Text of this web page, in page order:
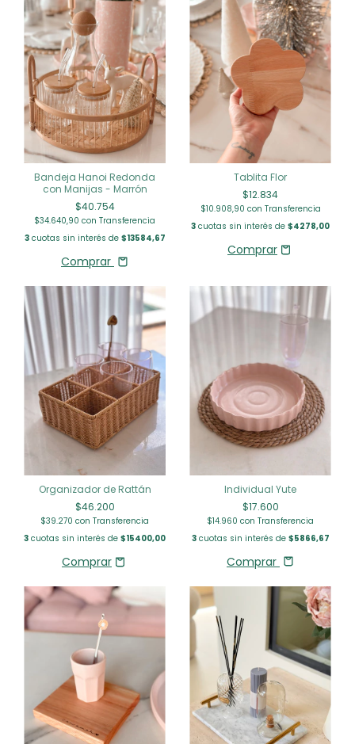
Bandeja Hanoi Redonda
con Manijas - Marrón
$40.754
$34.640,90 con Transferencia
3cuotas sin interés de $13584,67
Comprar
Tablita Flor
$12.834
$10.908,90 con Transferencia
3 cuotas sin interés de $4278,00
Organizador de Rattán
$46.200
$39.270 con Transferencia
3 cuotas sin interés de $15400,00
Individual Yute
$17.600
$14.960 con Transferencia
3cuotas sin interés de $5866,67
Comprar